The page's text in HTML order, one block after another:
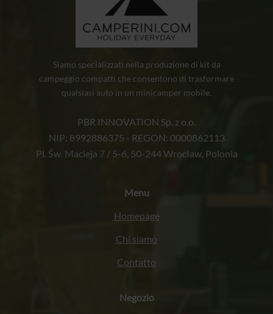
Siamo specializzati nella produzione di kit da
campeggio compatti che consentono di trasformare
qualsiasi auto in un minicamper mobile.
PBR INNOVATION Sp. z o.o.
NIP: 8992886375 - REGON: 0000862113
Pl. Św. Macieja 7 / 5-6, 50-244 Wrocław, Polonia
Menu
Homepage
Chi siamo
Contatto
Negozio